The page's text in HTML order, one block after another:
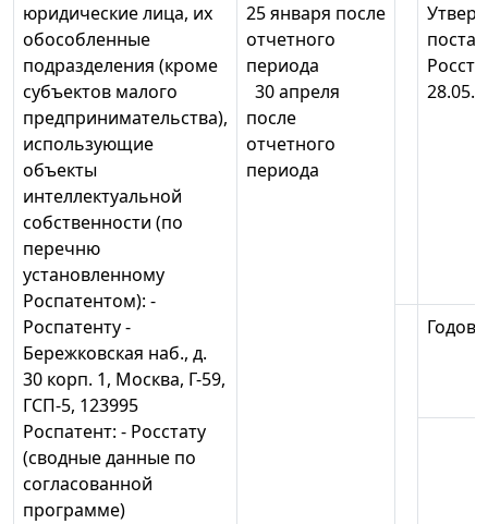
юридические лица, их
обособленные
подразделения (кроме
субъектов малого
предпринимательства),
использующие
объекты
интеллектуальной
собственности (по
перечню
установленному
Роспатентом): -
Роспатенту -
Бережковская наб., д.
30 корп. 1, Москва, Г-59,
ГСП-5, 123995
Роспатент: - Росстату
(сводные данные по
согласованной
программе)
25 января после
отчетного
периода
30 апреля
после
отчетного
периода